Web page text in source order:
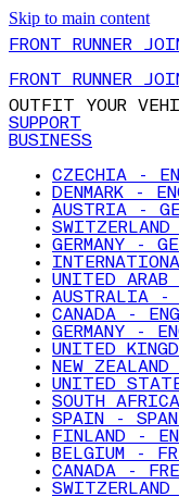
Skip to main content
FRONT RUNNER
FRONT RUNNER
OUTFIT YOUR
SUPPORT
BUSINESS
CZECHIA -
DENMARK -
AUSTRIA -
SWITZERLAND
GERMANY -
UNITED
AUSTRALIA -
CANADA -
GERMANY -
UNITED
NEW
UNITED
SOUTH
SPAIN -
FINLAND -
BELGIUM -
CANADA -